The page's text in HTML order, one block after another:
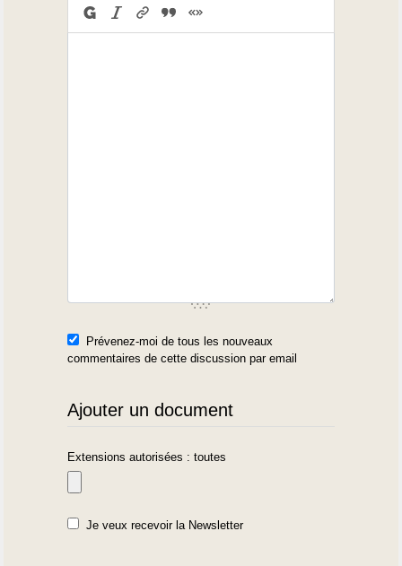
Prévenez-moi de tous les nouveaux
commentaires de cette discussion par email
Ajouter un document
Extensions autorisées : toutes
Je veux recevoir la Newsletter